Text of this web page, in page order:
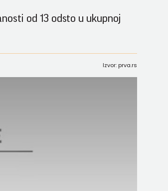
od 13 odsto u ukupnoj
Izvor: prva.rs